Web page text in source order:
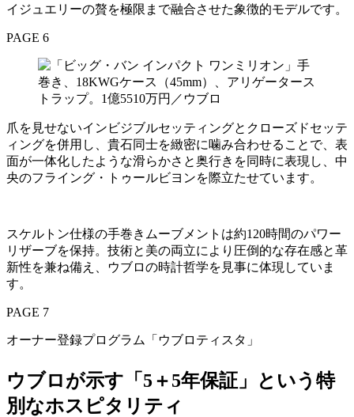
イジュエリーの贅を極限まで融合させた象徴的モデルです。
PAGE 6
爪を見せないインビジブルセッティングとクローズドセッテ
ィングを併用し、貴石同士を緻密に噛み合わせることで、表
面が一体化したような滑らかさと奥行きを同時に表現し、中
央のフライング・トゥールビヨンを際立たせています。
スケルトン仕様の手巻きムーブメントは約120時間のパワー
リザーブを保持。技術と美の両立により圧倒的な存在感と革
新性を兼ね備え、ウブロの時計哲学を見事に体現していま
す。
PAGE 7
オーナー登録プログラム「ウブロティスタ」
ウブロが示す「5＋5年保証」という特
別なホスピタリティ